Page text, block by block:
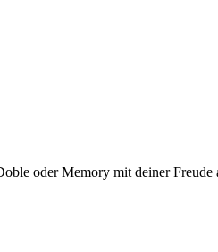
oder Memory mit deiner